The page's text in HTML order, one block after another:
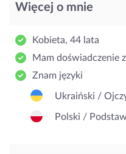
Więcej o mnie
Kobieta, 44 lata
Mam doświadczenie
Znam języki
Ukraiński /
Polski /